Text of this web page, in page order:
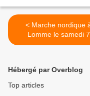
< Marche nordique à
Lomme le samedi 7
novembre 2015
Hébergé par Overblog
Top articles